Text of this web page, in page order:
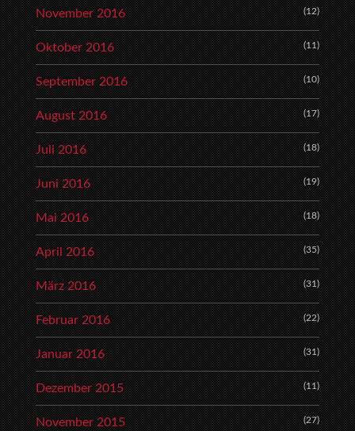
November 2016 (12)
Oktober 2016 (11)
September 2016 (10)
August 2016 (17)
Juli 2016 (18)
Juni 2016 (19)
Mai 2016 (18)
April 2016 (35)
März 2016 (31)
Februar 2016 (22)
Januar 2016 (31)
Dezember 2015 (11)
November 2015 (27)